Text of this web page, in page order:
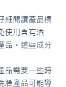
細閱讀產品標
使用含有酒
品。這些成分
品需要一些時
臉產品可能導